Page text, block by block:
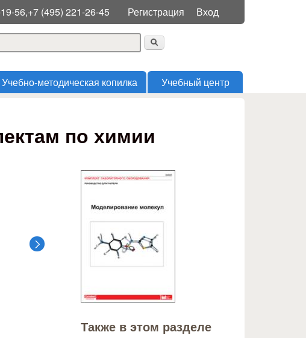
Меню пользователя
Регистрация Вход
56,+7 (495) 221-26-45
поиска
Учебно-методическая копилка Учебный центр
по химии
Также в этом разделе